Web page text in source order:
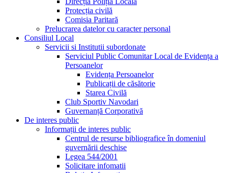
Protecția civilă
Comisia Paritară
Prelucrarea datelor cu caracter personal
Consiliul Local
Servicii si Institutii subordonate
Serviciul Public Comunitar Local de Evidența a
Persoanelor
Evidența Persoanelor
Publicații de căsătorie
Starea Civilă
Club Sportiv Navodari
Guvernanță Corporativă
De interes public
Informații de interes public
Centrul de resurse bibliografice în domeniul
guvernării deschise
Legea 544/2001
Solicitare infomatii